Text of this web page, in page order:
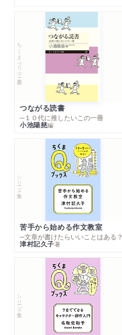
ちくまプリマー新書
つながる読書
─１０代に推したいこの一冊
小池陽慈編
シリーズ・全集
苦手から始める作文教室
─文章が書けたらいいことはある？
津村記久子著
シリーズ・全集